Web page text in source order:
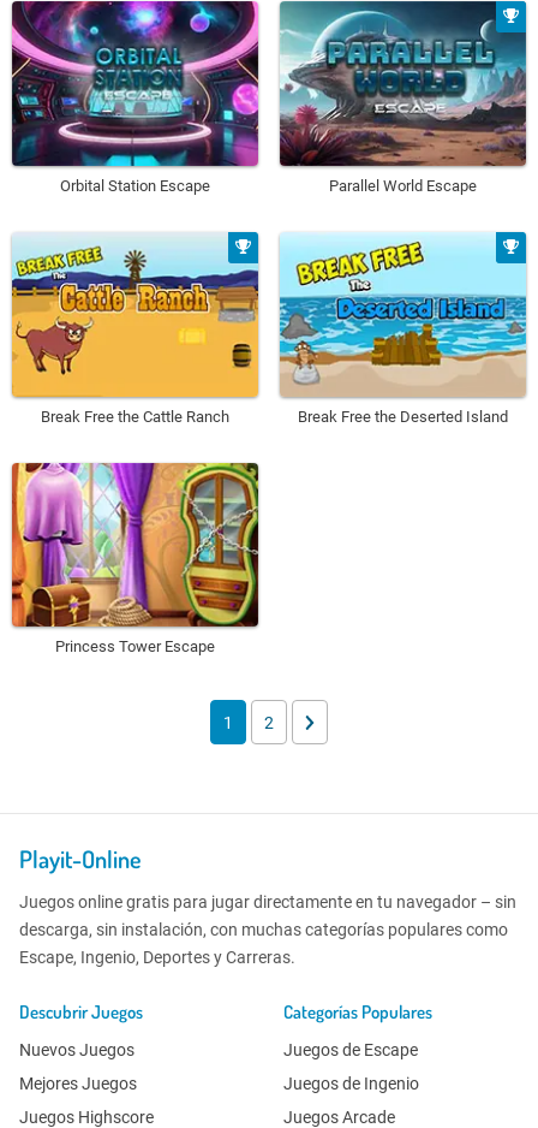
Orbital Station Escape Parallel World Escape
Break Free the Cattle Ranch Break Free the Deserted Island
Princess Tower Escape
1 2
Playit-Online
Juegos online gratis para jugar directamente en tu navegador – sin
descarga, sin instalación, con muchas categorías populares como
Escape, Ingenio, Deportes y Carreras.
Descubrir Juegos
Nuevos Juegos
Mejores Juegos
Juegos Highscore
Categorías Populares
Juegos de Escape
Juegos de Ingenio
Juegos Arcade